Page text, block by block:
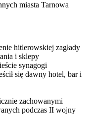
miasta Tarnowa
hitlerowskiej zagłady
i sklepy
synagogi
się dawny hotel, bar i
zachowanymi
podczas II wojny